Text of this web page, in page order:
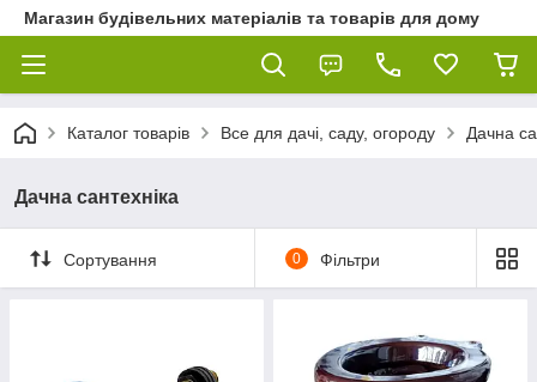
Магазин будівельних матеріалів та товарів для дому
Каталог товарів Все для дачі, саду, огороду Дачна
Дачна сантехніка
Сортування 0 Фільтри